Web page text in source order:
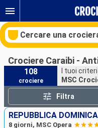
Cercare una
Le nostre destinazioni
Mesi di partenza
Crociere Caraibi -
108
crociere
I tuoi
MSC
Filtra
8 giorni, MSC Opera